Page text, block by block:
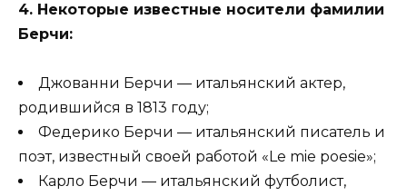
4. Некоторые известные носители фамилии
Берчи:
Джованни Берчи — итальянский актер,
родившийся в 1813 году;
Федерико Берчи — итальянский писатель и
поэт, известный своей работой «Le mie poesie»;
Карло Берчи — итальянский футболист,